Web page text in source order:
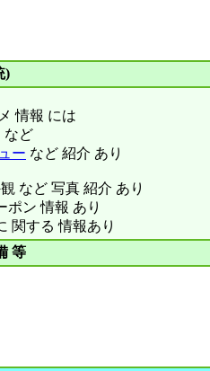
)
情報 には
など
ー など 紹介 あり
など 写真 紹介 あり
ポン 情報 あり
関する 情報あり
等